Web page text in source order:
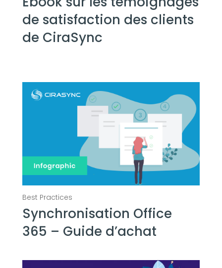
de satisfaction des clients
de CiraSync
Synchronisation Office
365 – Guide d’achat